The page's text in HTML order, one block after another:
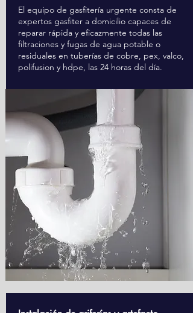
El equipo de gasfitería urgente consta de
expertos gasfiter a domicilio capaces de
reparar rápida y eficazmente todas las
filtraciones y fugas de agua potable o
residuales en tuberías de cobre, pex, valco,
polifusion y hdpe, las 24 horas del día.